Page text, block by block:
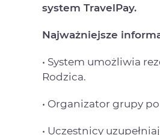
system TravelPay.
Najważniejsze
• System umożliwia
Rodzica.
• Organizator grupy
• Uczestnicy